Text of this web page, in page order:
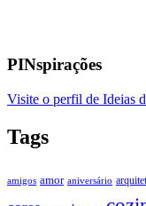
PINspirações
Visite o perfil de Ideias
Tags
amigos amor aniversário